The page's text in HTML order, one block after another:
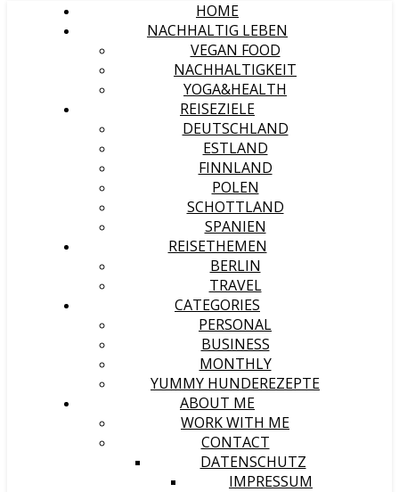
HOME
NACHHALTIG LEBEN
VEGAN FOOD
NACHHALTIGKEIT
YOGA&HEALTH
REISEZIELE
DEUTSCHLAND
ESTLAND
FINNLAND
POLEN
SCHOTTLAND
SPANIEN
REISETHEMEN
BERLIN
TRAVEL
CATEGORIES
PERSONAL
BUSINESS
MONTHLY
YUMMY HUNDEREZEPTE
ABOUT ME
WORK WITH ME
CONTACT
DATENSCHUTZ
IMPRESSUM